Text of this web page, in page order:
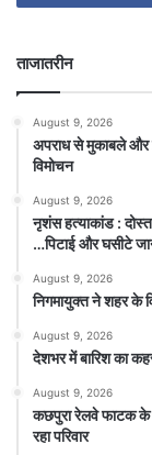
ताजातरीन
August 9, 2026
अपराध से मुकाबले और
विमोचन
August 9, 2026
नृशंस हत्याकांड :
…पिटाई और घसीटे
August 9, 2026
निगमायुक्त ने शहर के
August 9, 2026
देशभर में बारिश का
August 9, 2026
कछपुरा रेलवे फाटक के
रहा परिवार